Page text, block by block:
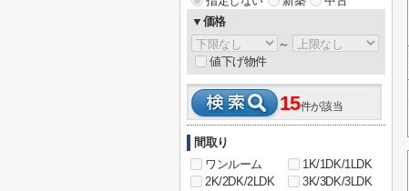
▼価格
～
値下げ物件
15件が該当
間取り
ワンルーム
1K/1DK/1LDK
2K/2DK/2LDK
3K/3DK/3LDK